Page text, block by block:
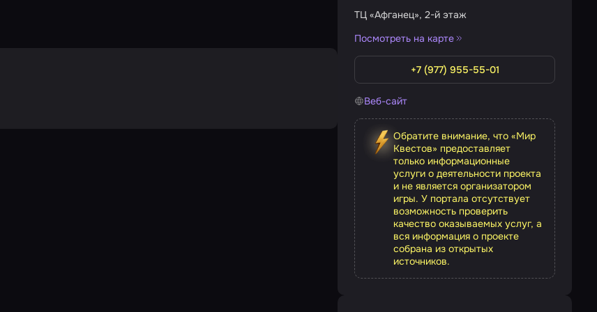
ТЦ «Афганец», 2-й этаж
Посмотреть на карте
+7 (977) 955-55-01
Веб-сайт
Обратите внимание, что «Мир
Квестов» предоставляет
только информационные
услуги о деятельности проекта
и не является организатором
игры. У портала отсутствует
возможность проверить
качество оказываемых услуг, а
вся информация о проекте
собрана из открытых
источников.